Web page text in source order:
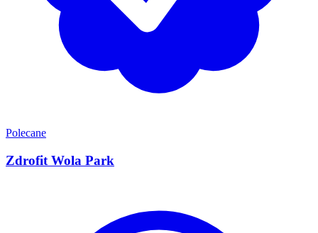
Polecane
Zdrofit Wola Park